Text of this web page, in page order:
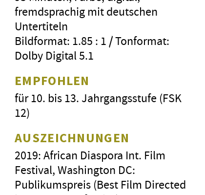
fremdsprachig mit deutschen
Untertiteln
Bildformat: 1.85 : 1 / Tonformat:
Dolby Digital 5.1
EMPFOHLEN
für 10. bis 13. Jahrgangsstufe (FSK
12)
AUSZEICHNUNGEN
2019: African Diaspora Int. Film
Festival, Washington DC:
Publikumspreis (Best Film Directed